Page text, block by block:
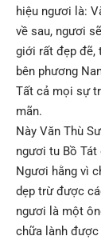
hiệu ngươi là:
về sau, ngươi
giới rất đẹp đẽ,
bên phương
Tất cả mọi sự
mãn.
Này Văn Thù
ngươi tu Bồ
Ngươi hằng vì
dẹp trừ được
ngươi là một
chữa lành được